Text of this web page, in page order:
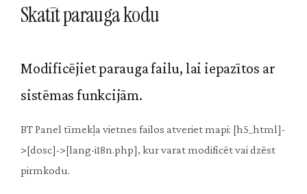
Skatīt parauga kodu
Modificējiet parauga failu, lai iepazītos ar
sistēmas funkcijām.
BT Panel tīmekļa vietnes failos atveriet mapi: [h5_html]-
>[dosc]->[lang-i18n.php], kur varat modificēt vai dzēst
pirmkodu.